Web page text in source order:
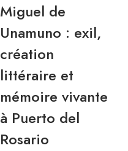
Miguel de
Unamuno : exil,
création
littéraire et
mémoire vivante
à Puerto del
Rosario